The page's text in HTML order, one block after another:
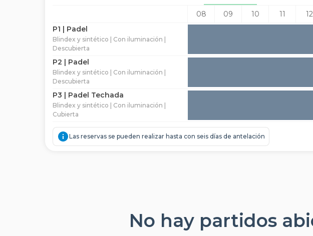
08 09 10 11 12
P1 | Padel
Blindex y sintético | Con iluminación |
Descubierta
P2 | Padel
Blindex y sintético | Con iluminación |
Descubierta
P3 | Padel Techada
Blindex y sintético | Con iluminación |
Cubierta
Las reservas se pueden realizar hasta con seis días de antelación
No hay partidos